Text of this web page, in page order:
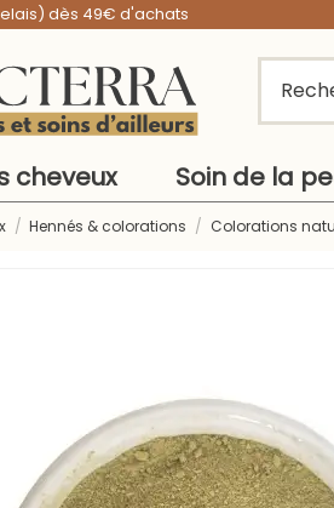
dès 49€ d'achats
cheveux Soin de la
Hennés & colorations Colorations